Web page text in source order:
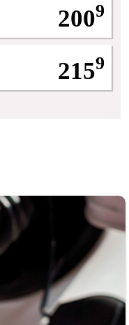
2009
2159